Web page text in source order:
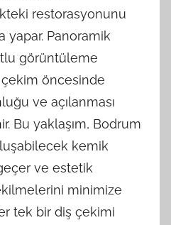
restorasyonunu
yapar. Panoramik
görüntüleme
çekim öncesinde
ve açılanması
Bu yaklaşım, Bodrum
kemik
ve estetik
minimize
tek bir diş çekimi